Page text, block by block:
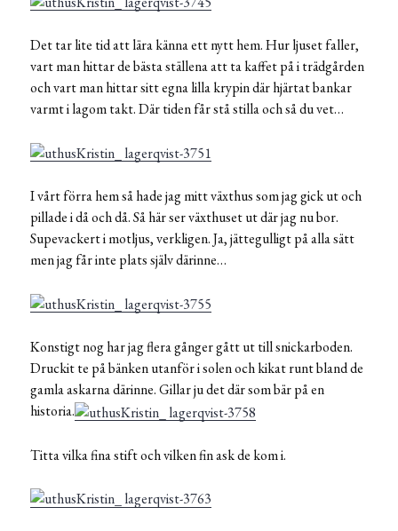
Det tar lite tid att lära känna ett nytt hem. Hur ljuset faller,
vart man hittar de bästa ställena att ta kaffet på i trädgården
och vart man hittar sitt egna lilla krypin där hjärtat bankar
varmt i lagom takt. Där tiden får stå stilla och så du vet…
I vårt förra hem så hade jag mitt växthus som jag gick ut och
pillade i då och då. Så här ser växthuset ut där jag nu bor.
Supevackert i motljus, verkligen. Ja, jättegulligt på alla sätt
men jag får inte plats själv därinne…
Konstigt nog har jag flera gånger gått ut till snickarboden.
Druckit te på bänken utanför i solen och kikat runt bland de
gamla askarna därinne. Gillar ju det där som bär på en
historia.
Titta vilka fina stift och vilken fin ask de kom i.